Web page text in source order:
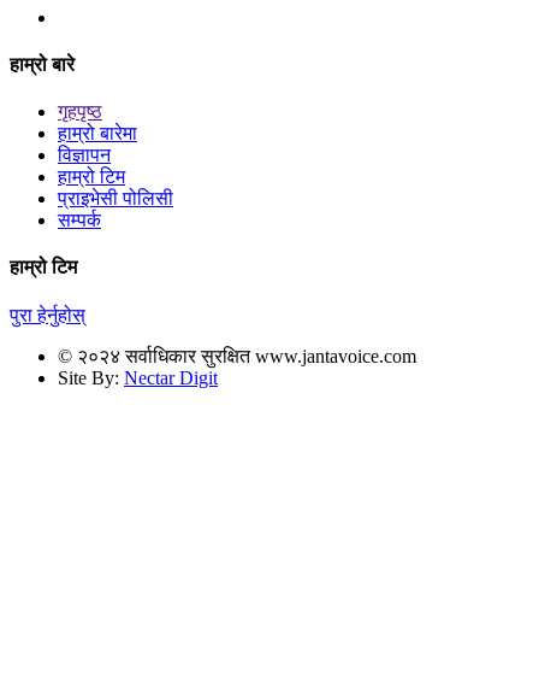
हाम्रो बारे
गृहपृष्ठ
हाम्रो बारेमा
विज्ञापन
हाम्रो टिम
प्राइभेसी पोलिसी
सम्पर्क
हाम्रो टिम
पुरा हेर्नुहोस्
© २०२४ सर्वाधिकार सुरक्षित www.jantavoice.com
Site By: Nectar Digit